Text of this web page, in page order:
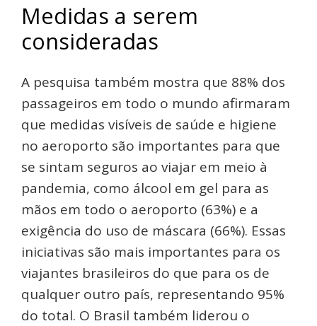
Medidas a serem
consideradas
A pesquisa também mostra que 88% dos
passageiros em todo o mundo afirmaram
que medidas visíveis de saúde e higiene
no aeroporto são importantes para que
se sintam seguros ao viajar em meio à
pandemia, como álcool em gel para as
mãos em todo o aeroporto (63%) e a
exigência do uso de máscara (66%). Essas
iniciativas são mais importantes para os
viajantes brasileiros do que para os de
qualquer outro país, representando 95%
do total. O Brasil também liderou o